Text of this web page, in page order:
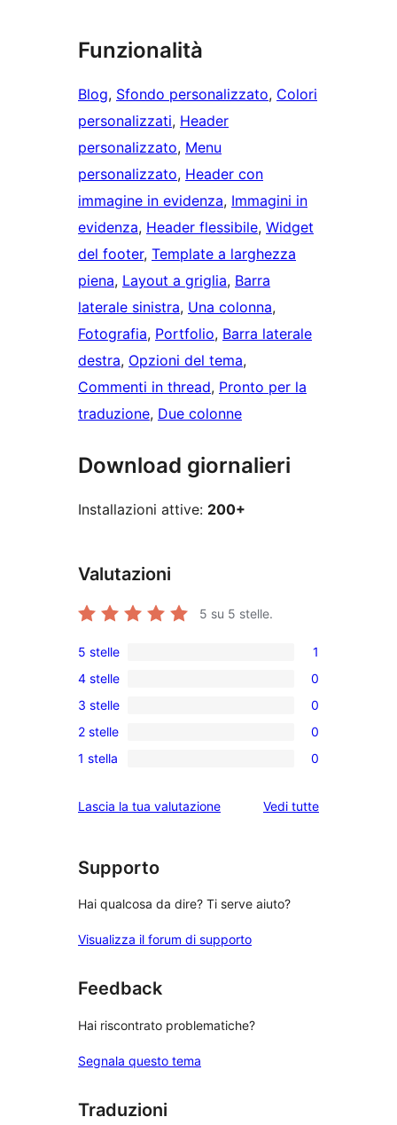
Funzionalità
Blog, Sfondo personalizzato, Colori
personalizzati, Header
personalizzato, Menu
personalizzato, Header con
immagine in evidenza, Immagini in
evidenza, Header flessibile, Widget
del footer, Template a larghezza
piena, Layout a griglia, Barra
laterale sinistra, Una colonna
Fotografia, Portfolio, Barra laterale
destra, Opzioni del tema
Commenti in thread, Pronto per la
traduzione, Due colonne
Download giornalieri
Installazioni attive: 200+
Valutazioni
5 su 5 stelle.
1
5-
recensioni
a
stelle
5 stelle 1
0
recensioni
a
4-
4 stelle 0
0
recensioni
a
stelle
3 stelle 0
0
recensioni
2-
2 stelle 0
0
a
stelle
1 stella 0
Lascia la tua valutazione Vedi tuttele
Supporto
Hai qualcosa da dire? Ti serve aiuto?
Visualizza il forum di supporto
Feedback
Hai riscontrato problematiche?
Segnala questo tema
Traduzioni